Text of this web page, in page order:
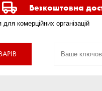
Безкоштовна
для комерційних організацій